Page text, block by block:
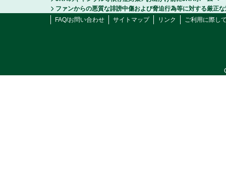
ファンからの悪質な誹謗中傷および脅迫行為等に対する厳正
FAQ/お問い合わせ
サイトマップ リンク ご利用に際し